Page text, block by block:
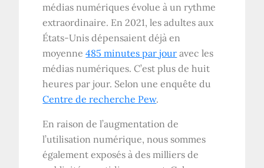
médias numériques évolue à un rythme
extraordinaire. En 2021, les adultes aux
États-Unis dépensaient déjà en
moyenne485 minutes par jour avec les
médias numériques. C’est plus de huit
heures par jour. Selon une enquête du
Centre de recherche Pew.
En raison de l’augmentation de
l’utilisation numérique, nous sommes
également exposés à des milliers de